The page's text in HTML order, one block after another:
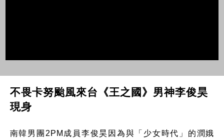
不畏卡努颱風來台《王之國》男神李俊昊
現身
南韓男團2PM成員李俊昊因為與「少女時代」的潤娥